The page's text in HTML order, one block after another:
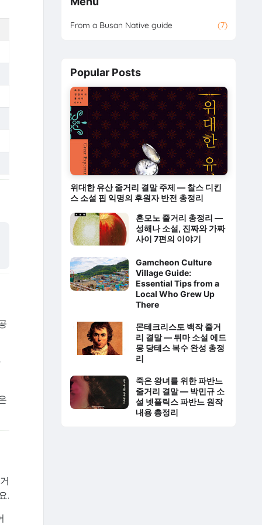
.
From a Busan Native guide (7)
Popular Posts
위대한 유산 줄거리 결말 주제 — 찰스 디킨
스 소설 핍 익명의 후원자 반전 총정리
혼모노 줄거리 총정리 —
성해나 소설, 진짜와 가짜
사이 7편의 이야기
Gamcheon Culture
Village Guide:
Essential Tips from a
Local Who Grew Up
There
몬테크리스토 백작 줄거
리 결말 — 뒤마 소설 에드
몽 당테스 복수 완성 총정
리
죽은 왕녀를 위한 파반느
줄거리 결말 — 박민규 소
설 넷플릭스 파반느 원작
내용 총정리